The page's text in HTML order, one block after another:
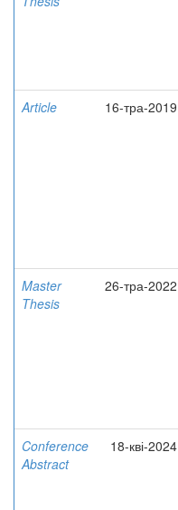
Article
16-тра-2019
Master
Thesis
26-тра-2022
Conference
Abstract
18-кві-2024